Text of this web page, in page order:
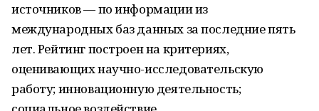
источников — по информации из
международных баз данных за последние пять
лет. Рейтинг построен на критериях,
оценивающих научно-исследовательскую
работу; инновационную деятельность;